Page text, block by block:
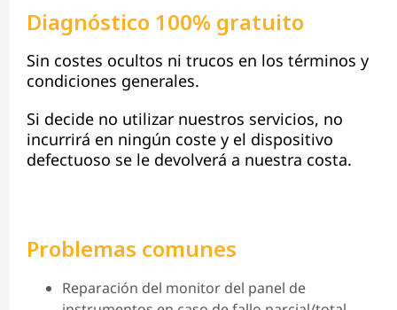
Diagnóstico 100% gratuito
Sin costes ocultos ni trucos en los términos y
condiciones generales.
Si decide no utilizar nuestros servicios, no
incurrirá en ningún coste y el dispositivo
defectuoso se le devolverá a nuestra costa.
Problemas comunes
Reparación del monitor del panel de